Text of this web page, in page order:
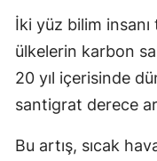
İki yüz bilim
ülkelerin karbon
20 yıl içerisinde
santigrat derece
Bu artış, sıcak